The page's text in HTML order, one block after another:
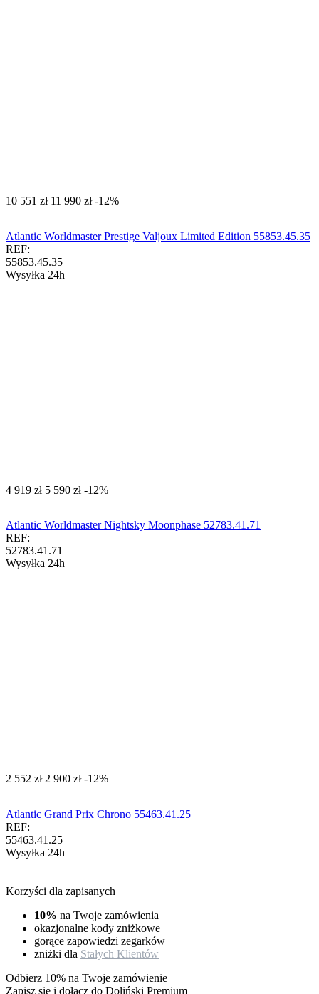
‍10 551‍ zł ‍11 990‍ zł -12%
Atlantic Worldmaster Prestige Valjoux Limited Edition 55853.45.35
REF:
55853.45.35
Wysyłka 24h
‍4 919‍ zł ‍5 590‍ zł -12%
Atlantic Worldmaster Nightsky Moonphase 52783.41.71
REF:
52783.41.71
Wysyłka 24h
‍2 552‍ zł ‍2 900‍ zł -12%
Atlantic Grand Prix Chrono 55463.41.25
REF:
55463.41.25
Wysyłka 24h
Korzyści dla zapisanych
10% na Twoje zamówienia
okazjonalne kody zniżkowe
gorące zapowiedzi zegarków
zniżki dla Stałych Klientów
Odbierz 10% na Twoje zamówienie
Zapisz się i dołącz do Doliński Premium